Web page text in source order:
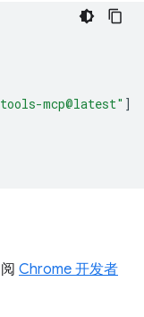
mcp@latest" ]
Chrome 开发者